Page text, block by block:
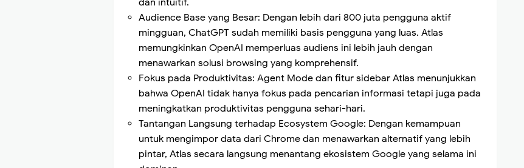
Audience Base yang Besar: Dengan lebih dari 800 juta pengguna aktif
mingguan, ChatGPT sudah memiliki basis pengguna yang luas. Atlas
memungkinkan OpenAI memperluas audiens ini lebih jauh dengan
menawarkan solusi browsing yang komprehensif.
Fokus pada Produktivitas: Agent Mode dan fitur sidebar Atlas menunjukkan
bahwa OpenAI tidak hanya fokus pada pencarian informasi tetapi juga pada
meningkatkan produktivitas pengguna sehari-hari.
Tantangan Langsung terhadap Ecosystem Google: Dengan kemampuan
untuk mengimpor data dari Chrome dan menawarkan alternatif yang lebih
pintar, Atlas secara langsung menantang ekosistem Google yang selama ini